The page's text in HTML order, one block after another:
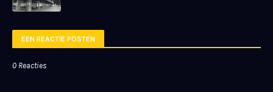
EEN REACTIE POSTEN
0 Reacties